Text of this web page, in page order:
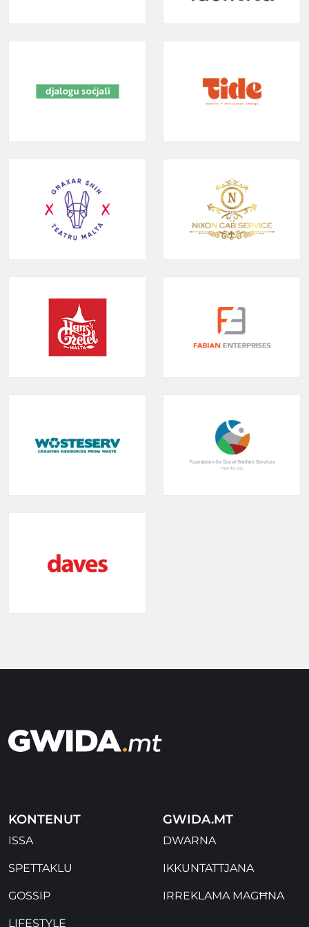
KONTENUT
ISSA
SPETTAKLU
GOSSIP
LIFESTYLE
GWIDA.MT
DWARNA
IKKUNTATTJANA
IRREKLAMA MAGĦNA